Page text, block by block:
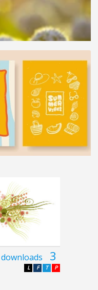
downloads 3
P
T
F
L